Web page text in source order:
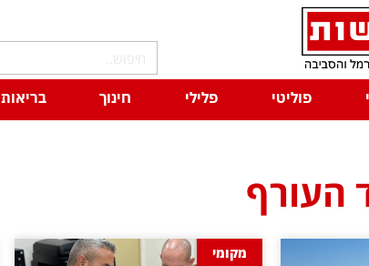
פוליטי פלילי חינוך בריאות
העורף
מקומי